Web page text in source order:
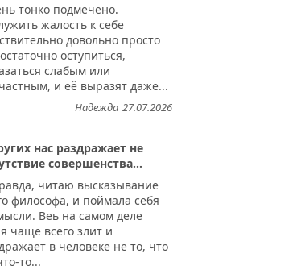
тонко подмечено.
жалость к себе
довольно просто
оступиться,
слабым или
и её выразят даже...
27.07.2026
Надежда
нас раздражает не
совершенства...
читаю высказывание
философа, и поймала себя
Веь на самом деле
чаще всего злит и
в человеке не то, что
то...